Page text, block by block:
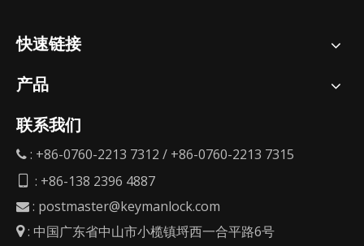
快速链接
产品
联系我们
 : +86-0760-2213 7312 / +86-0760-2213 7315
 : +86-138 2396 4887
 : postmaster@keymanlock.com
: 中国广东省中山市小榄镇埒西一合平路6号